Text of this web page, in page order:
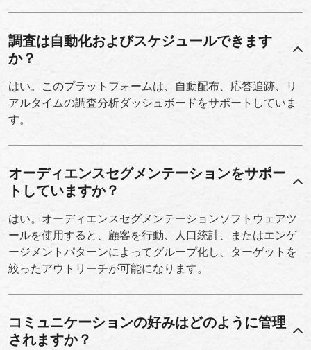
調査は自動化およびスケジュールできます
か？
はい。このプラットフォームは、自動配布、応答追跡、リ
アルタイムの調査分析ダッシュボードをサポートしていま
す。
オーディエンスセグメンテーションをサポー
トしていますか？
はい。オーディエンスセグメンテーションソフトウェアツ
ールを使用すると、顧客を行動、人口統計、またはエンゲ
ージメントパターンによってグループ化し、ターゲットを
絞ったアウトリーチが可能になります。
コミュニケーションの好みはどのように管理
されますか？